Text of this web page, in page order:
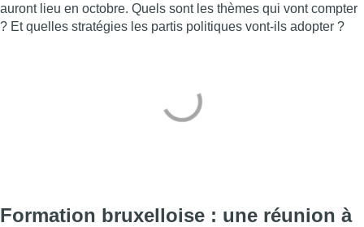
auront lieu en octobre. Quels sont les thèmes qui vont compter
? Et quelles stratégies les partis politiques vont-ils adopter ?
Formation bruxelloise : une réunion à